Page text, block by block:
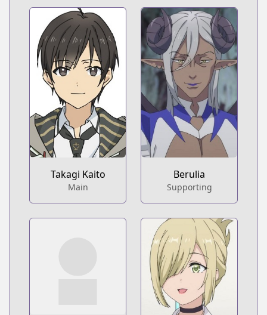
Takagi Kaito
Main
Berulia
Supporting